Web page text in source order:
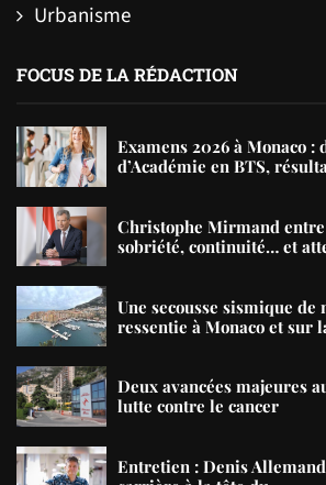
Urbanisme
FOCUS DE LA RÉDACTION
Examens 2026 à Monaco :
d’Académie en BTS,
Christophe Mirmand
sobriété, continuité… et
Une secousse sismique de
ressentie à Monaco et sur
Deux avancées majeures
lutte contre le cancer
Entretien : Denis